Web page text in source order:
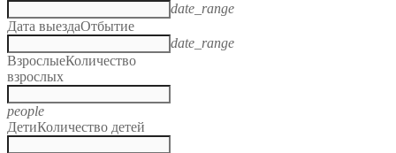
date_range
Дата выездаОтбытие
date_range
ВзрослыеКоличество
взрослых
people
ДетиКоличество детей